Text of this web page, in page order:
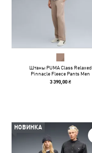
Штаны PUMA Class Relaxed
Pinnacle Fleece Pants Men
3 390,00 ₴
НОВИНКА